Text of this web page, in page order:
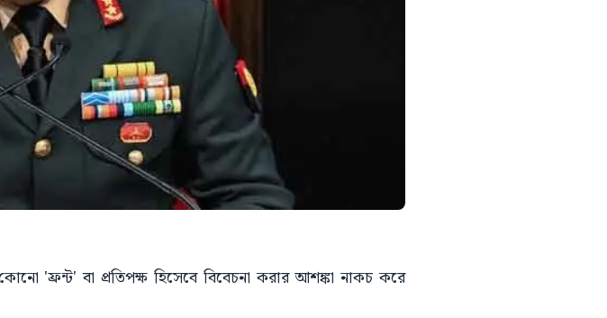
'ফ্রন্ট' বা প্রতিপক্ষ হিসেবে বিবেচনা করার আশঙ্কা নাকচ করে